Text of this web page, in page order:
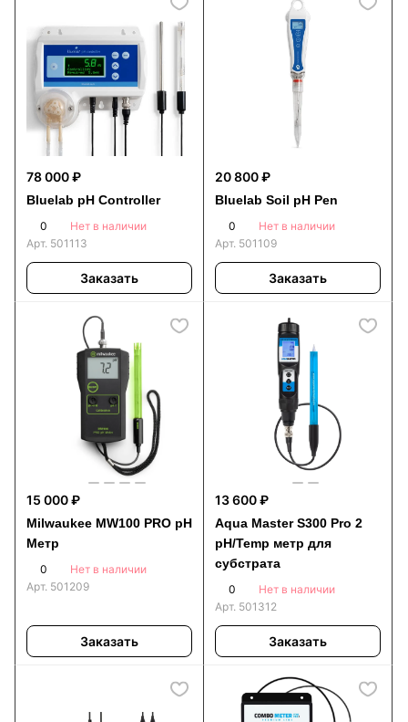
78 000 ₽
Bluelab pH Controller
0
Нет в наличии
Арт. 501113
Заказать
20 800 ₽
Bluelab Soil pH Pen
0
Нет в наличии
Арт. 501109
Заказать
15 000 ₽
Milwaukee MW100 PRO pH
Метр
0
Нет в наличии
Арт. 501209
Заказать
13 600 ₽
Aqua Master S300 Pro 2
pH/Temp метр для
субстрата
0
Нет в наличии
Арт. 501312
Заказать